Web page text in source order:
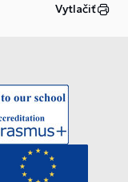
Vytlačiť